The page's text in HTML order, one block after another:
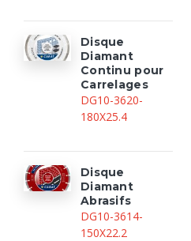
Disque
Diamant
Continu pour
Carrelages
DG10-3620-
180X25.4
Disque
Diamant
Abrasifs
DG10-3614-
150X22.2